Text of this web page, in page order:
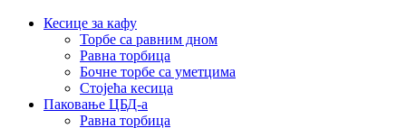
Кесице за кафу
Торбе са равним дном
Равна торбица
Бочне торбе са уметцима
Стојећа кесица
Паковање ЦБД-а
Равна торбица